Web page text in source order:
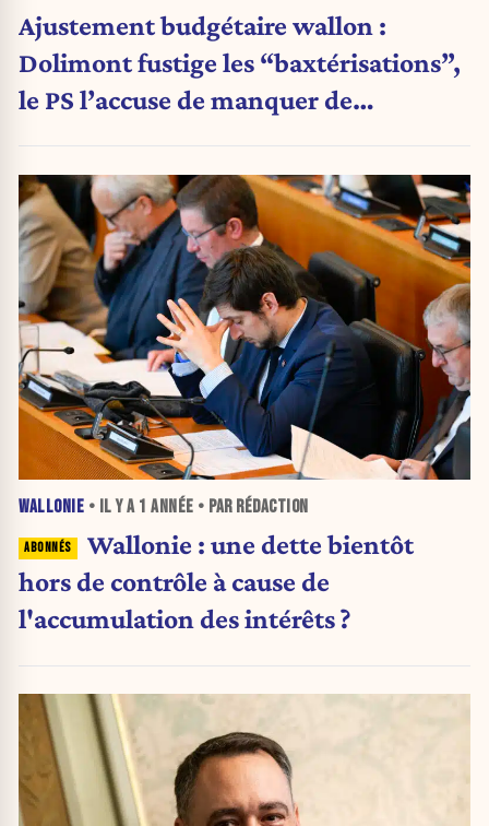
Ajustement budgétaire wallon :
Dolimont fustige les “baxtérisations”,
le PS l’accuse de manquer de
WALLONIE • IL Y A 1 ANNÉE • PAR RÉDACTION
Wallonie : une dette bientôt
hors de contrôle à cause de
l'accumulation des intérêts ?